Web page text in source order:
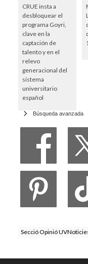
CRUE insta a
desbloquear el
programa Goyri,
clave en la
captación de
talento y en el
relevo
generacional del
sistema
universitario
español
Búsqueda avanzada
Secció Opinió